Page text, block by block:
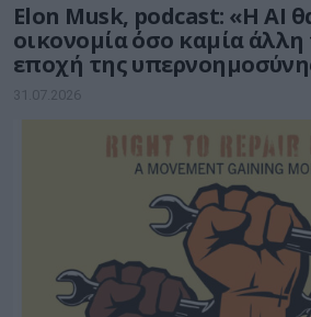
Elon Musk, podcast: «Η AI
οικονομία όσο καμία άλλη
εποχή της
31.07.2026